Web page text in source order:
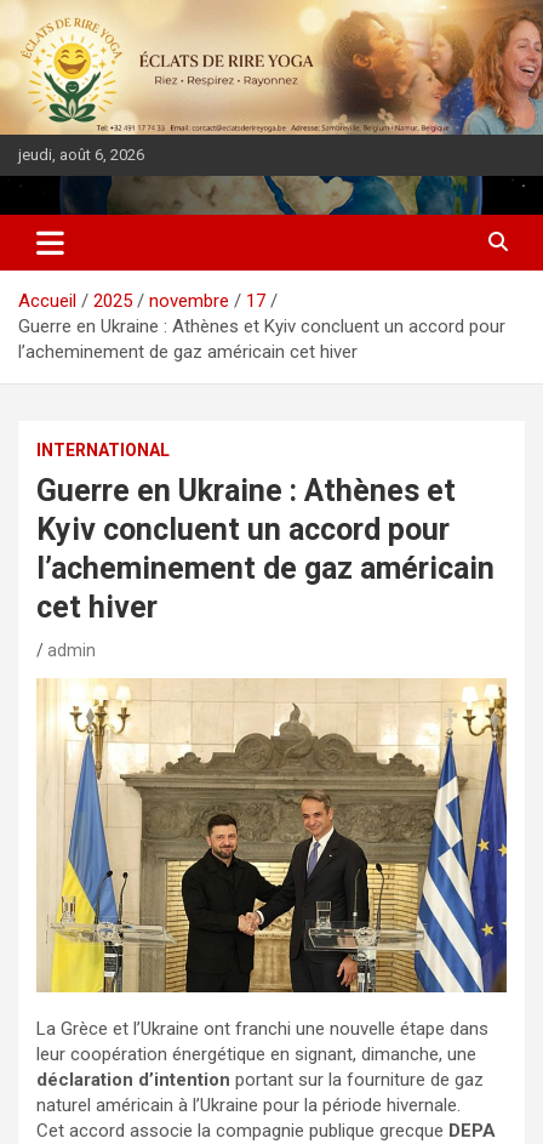
jeudi, août 6, 2026
DIASPORA PULSE
Accueil 2025 novembre
17
Guerre en Ukraine : Athènes et Kyiv concluent un accord pour
l’acheminement de gaz américain cet hiver
INTERNATIONAL
Guerre en Ukraine : Athènes et
Kyiv concluent un accord pour
l’acheminement de gaz américain
cet hiver
admin
La Grèce et l’Ukraine ont franchi une nouvelle étape dans
leur coopération énergétique en signant, dimanche, une
déclaration d’intention portant sur la fourniture de gaz
naturel américain à l’Ukraine pour la période hivernale.
Cet accord associe la compagnie publique grecque DEPA